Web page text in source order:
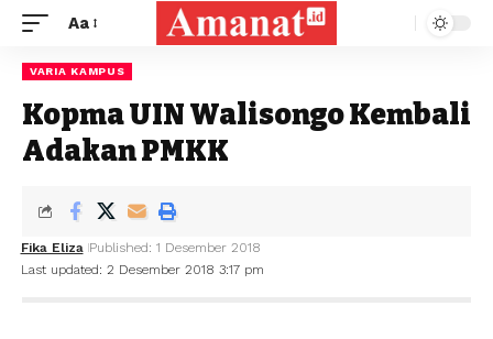
Aa
VARIA KAMPUS
Kopma UIN Walisongo Kembali
Adakan PMKK
Last updated: 2 Desember 2018 3:17 pm
Fika Eliza Published: 1 Desember 2018